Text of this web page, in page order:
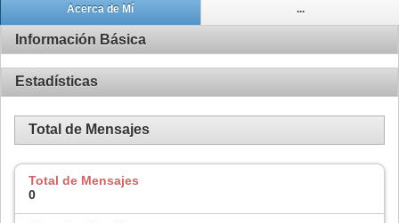
Acerca de Mí ...
Información Básica
Estadísticas
Total de Mensajes
Total de Mensajes
0